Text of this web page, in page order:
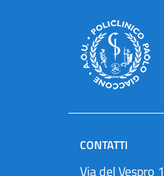
CONTATTI
Via del Vespro